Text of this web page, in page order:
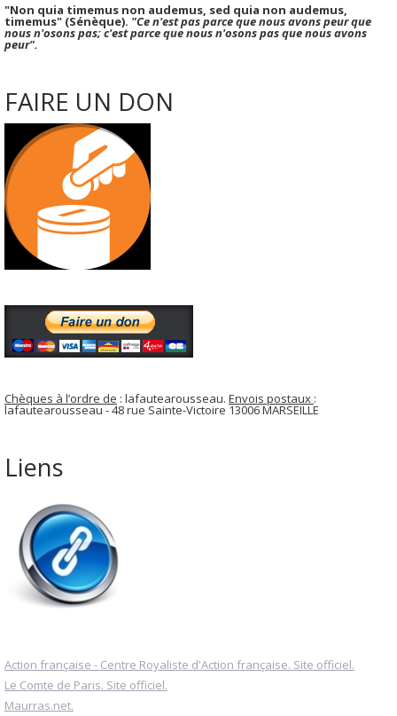
"Non quia timemus non audemus, sed quia non audemus,
timemus" (Sénèque). "Ce n'est pas parce que nous avons peur que
nous n'osons pas; c'est parce que nous n'osons pas que nous avons
peur".
FAIRE UN DON
Chèques à l’ordre de : lafautearousseau. Envois postaux :
lafautearousseau - 48 rue Sainte-Victoire 13006 MARSEILLE
Liens
Action française - Centre Royaliste d'Action française. Site officiel.
Le Comte de Paris. Site officiel.
Maurras.net.